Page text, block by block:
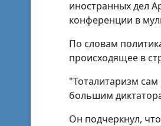
иностранных дел
конференции в
По словам
происходящее в
"Тоталитаризм
большим
Он подчеркнул,